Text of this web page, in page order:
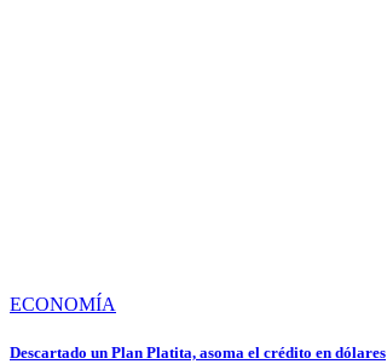
ECONOMÍA
Descartado un Plan Platita, asoma el crédito en dólares